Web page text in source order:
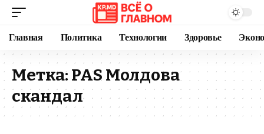
Главная Политика Технологии Здоровье
Метка: PAS Молдова
скандал